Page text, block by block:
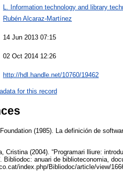
L. Information technology and library
Rubén Alcaraz-Martínez
14 Jun 2013 07:15
02 Oct 2014 12:26
http://hdl.handle.net/10760/19462
for this record
(1985). La definición de
Cristina (2004). “Programari lliure:
Bibliodoc: anuari de biblioteconomia,
index.php/Bibliodoc/article/view/